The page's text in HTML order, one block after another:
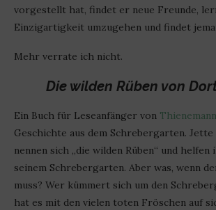
vorgestellt hat, findet er neue Freunde,
Einzigartigkeit umzugehen und findet
Mehr verrate ich nicht.
Die wilden Rüben von
Ein Buch für Leseanfänger von
Geschichte aus dem Schrebergarten.
nennen sich „die wilden Rüben“ und
seinem Schrebergarten. Aber was, wenn
muss? Wer kümmert sich um den
hat es mit den vielen toten Fröschen auf